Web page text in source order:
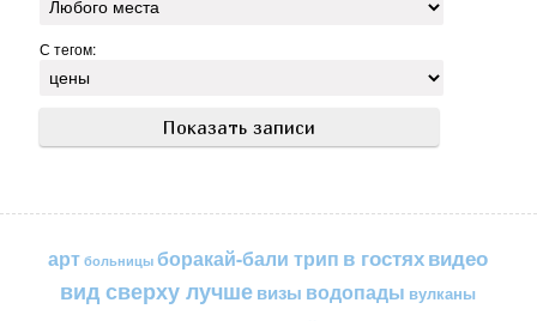
С тегом:
арт больницы боракай-бали трип в гостяхвидео
вид сверху лучшевизы водопады вулканы